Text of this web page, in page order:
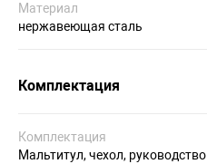
Материал
нержавеющая сталь
Комплектация
Комплектация
Мальтитул, чехол,